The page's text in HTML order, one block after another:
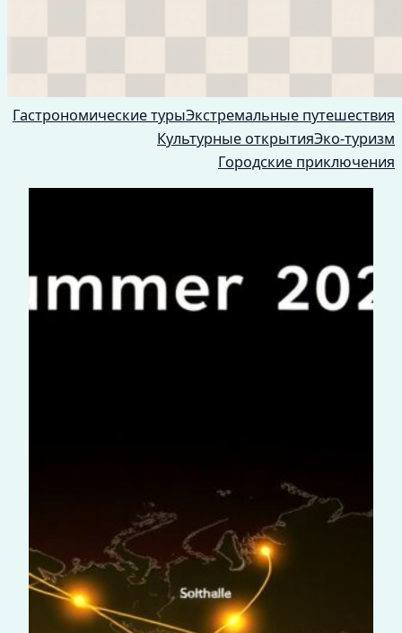
Гастрономические турыЭкстремальные путешествия
Культурные открытияЭко-туризм
Городские приключения